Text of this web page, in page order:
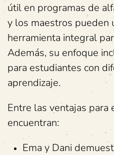
útil en programas de
y los maestros pueden
herramienta integral
Además, su enfoque
para estudiantes con
aprendizaje.
Entre las ventajas para
encuentran:
Ema y Dani